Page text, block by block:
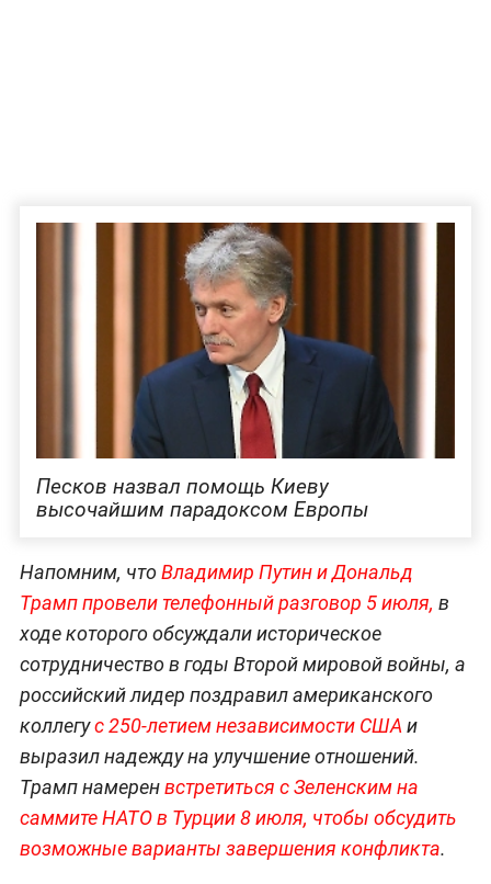
Песков назвал помощь Киеву
высочайшим парадоксом Европы
Напомним, чтоВладимир Путин и Дональд
Трамп провели телефонный разговор 5 июля, в
ходе которого обсуждали историческое
сотрудничество в годы Второй мировой войны, а
российский лидер поздравил американского
коллегус 250-летием независимости США и
выразил надежду на улучшение отношений.
Трамп намеренвстретиться с Зеленским на
саммите НАТО в Турции 8 июля, чтобы обсудить
возможные варианты завершения конфликта.